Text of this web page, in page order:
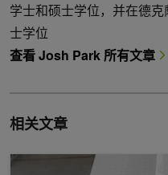
学士和硕士学位，并在德
士学位
查看 Josh Park 所有文章
相关文章
超越 VLA：世界动作模型如何